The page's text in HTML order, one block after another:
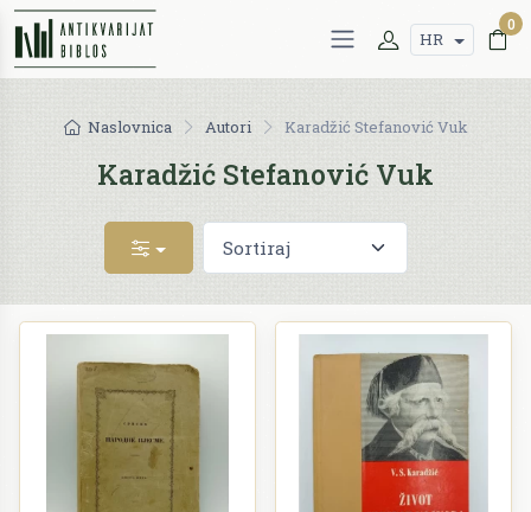
HR
0
Naslovnica Autori Karadžić Stefanović Vuk
Karadžić Stefanović Vuk